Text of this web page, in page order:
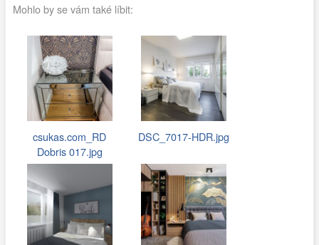
Mohlo by se vám také líbit:
csukas.com_RD
Dobris 017.jpg
DSC_7017-HDR.jpg